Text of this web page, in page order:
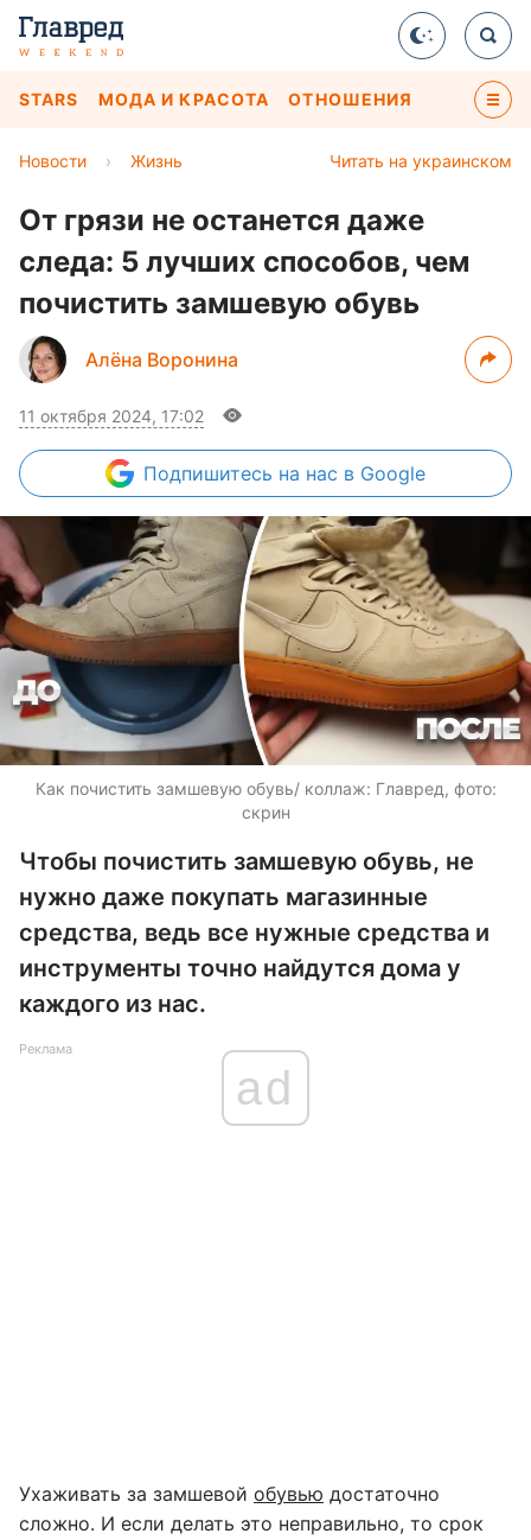
STARS МОДА И КРАСОТА ОТНОШЕНИЯ
Читать на украинском
Новости › Жизнь
От грязи не останется даже
следа: 5 лучших способов, чем
почистить замшевую обувь
Алёна Воронина
11 октября 2024, 17:02
Подпишитесь на нас в Google
Как почистить замшевую обувь/ коллаж: Главред, фото:
скрин
Чтобы почистить замшевую обувь, не
нужно даже покупать магазинные
средства, ведь все нужные средства и
инструменты точно найдутся дома у
каждого из нас.
Реклама
ad
Ухаживать за замшевой обувью достаточно
сложно. И если делать это неправильно, то срок